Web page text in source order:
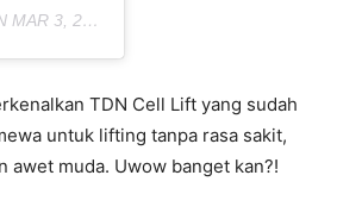
MAR 3, 2020 AT 12:32AM PST
TDN Cell Lift yang sudah
untuk lifting tanpa rasa sakit,
awet muda. Uwow banget kan?!